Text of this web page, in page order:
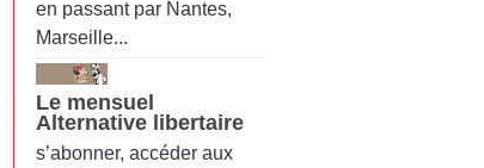
en passant par Nantes,
Marseille...
Le mensuel
Alternative libertaire
s’abonner, accéder aux